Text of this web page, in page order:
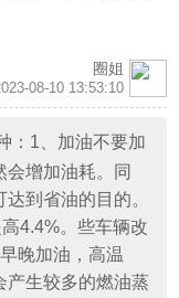
圈姐
08-10 13:53:10
：1、加油不要加
增加油耗。同
到省油的目的。
4.4%。些车辆改
晚加油，高温
产生较多的燃油蒸